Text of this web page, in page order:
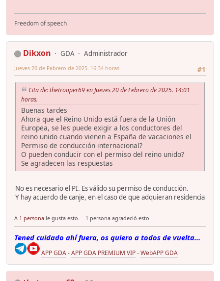
Freedom of speech
Dikxon GDA
Administrador
#1
Jueves 20 de Febrero de 2025. 16:34 horas.
Cita de: thetrooper69 en Jueves 20 de Febrero de 2025. 14:01
horas.
Buenas tardes
Ahora que el Reino Unido está fuera de la Unión
Europea, se les puede exigir a los conductores del
reino unido cuando vienen a España de vacaciones el
Permiso de conducción internacional?
O pueden conducir con el permiso del reino unido?
Se agradecen las respuestas
No es necesario el PI. Es válido su permiso de conducción.
Y hay acuerdo de canje, en el caso de que adquieran residencia
A 1 persona le gusta esto. 1 persona agradeció esto.
Tened cuidado ahí fuera, os quiero a todos de vuelta...
APP GDA-APP GDA PREMIUM VIP-WebAPP GDA